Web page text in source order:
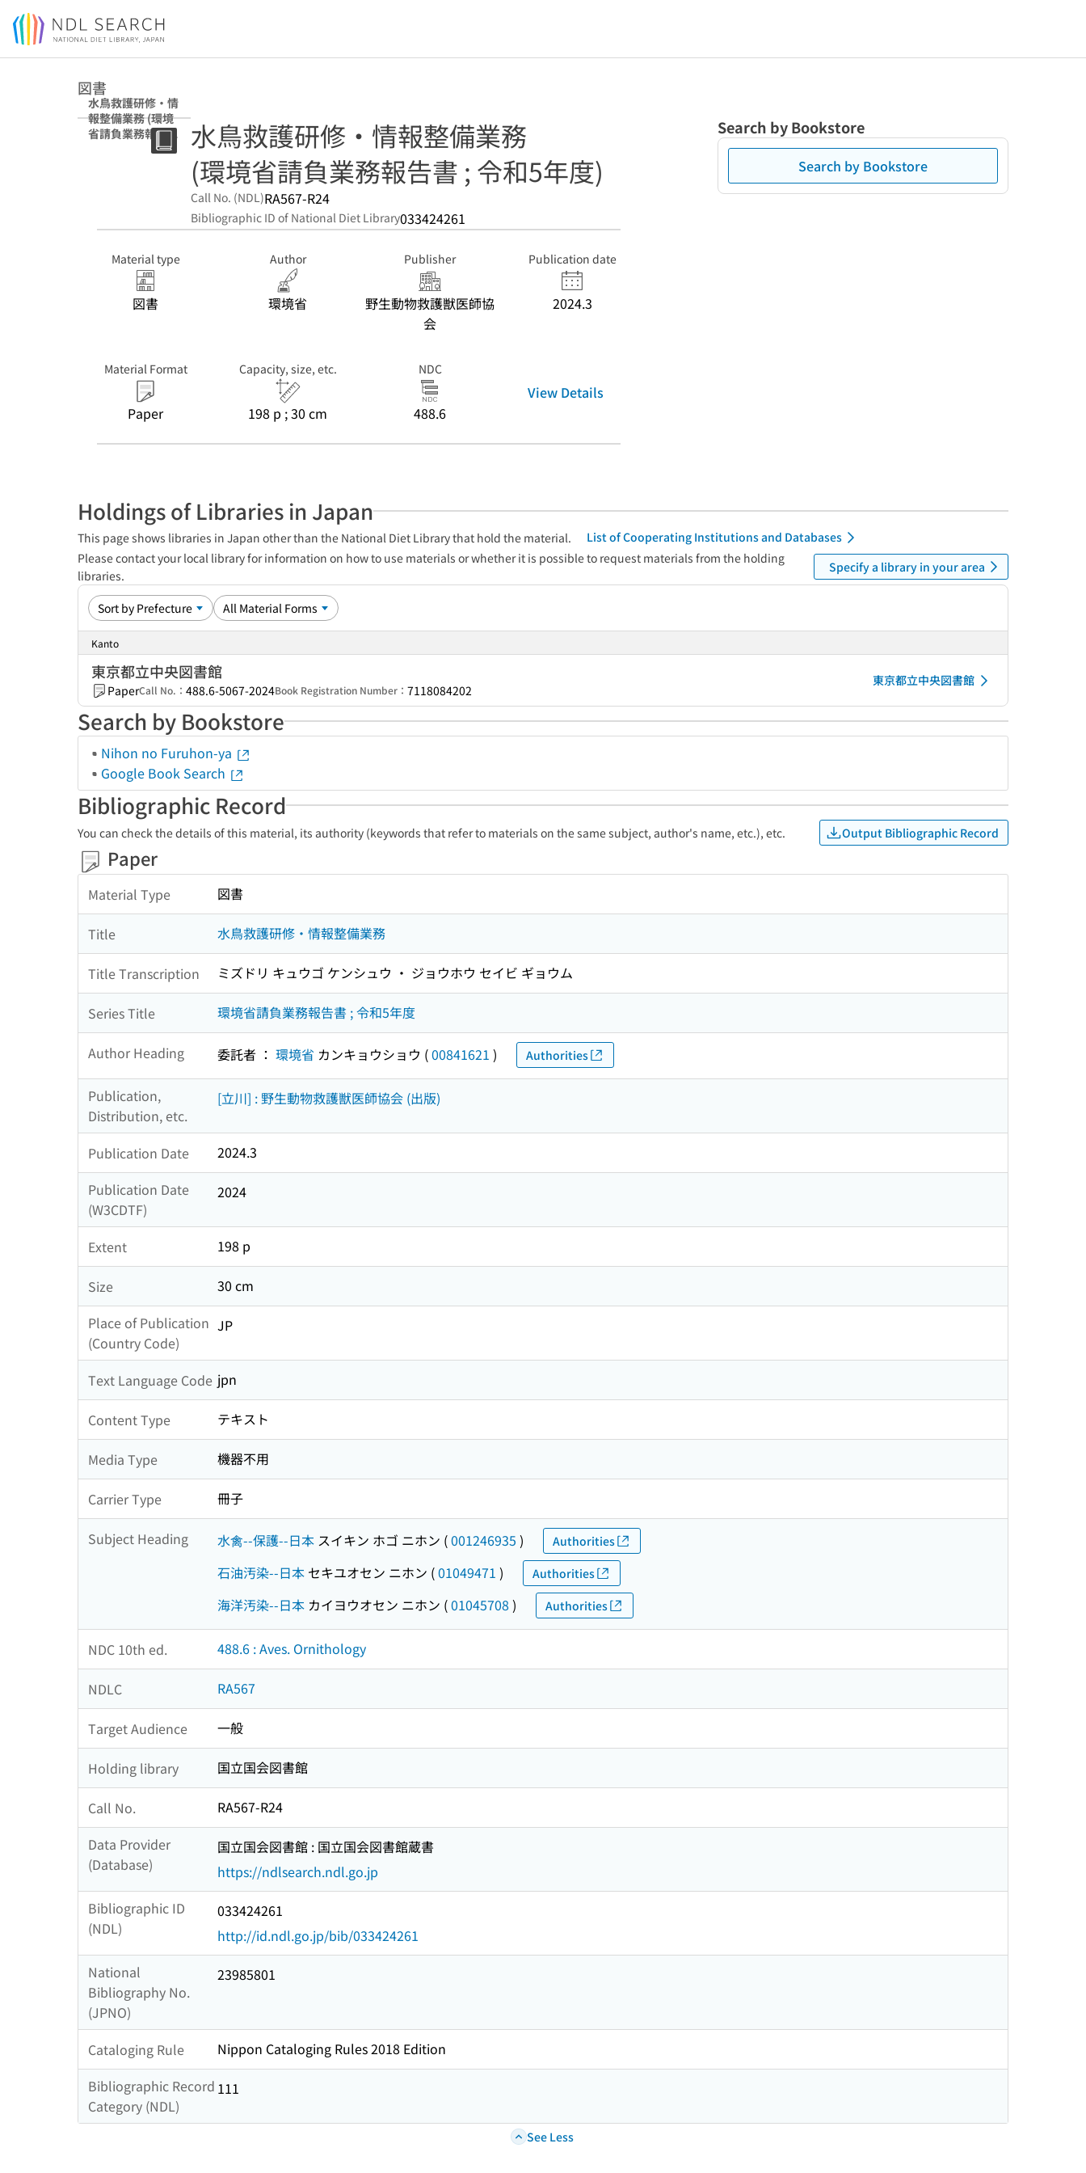
Jump to main content
図書
水鳥救護研修・情
報整備業務 (環境
省請負業務報告書
水鳥救護研修・情報整備業務
(環境省請負業務報告書 ; 令和5年度)
Call No. (NDL)RA567-R24
Bibliographic ID of National Diet Library033424261
Material type
図書
Author
環境省
Publisher
野生動物救護獣医師協
会
Publication date
2024.3
Material Format
Paper
Capacity, size, etc.
198 p ; 30 cm
NDC
488.6
View Details
Search by Bookstore
Search by Bookstore
Holdings of Libraries in Japan
This page shows libraries in Japan other than the National Diet Library that hold the material.
List of Cooperating Institutions and Databases
Please contact your local library for information on how to use materials or whether it is possible to request materials from the holding
libraries.
Specify a library in your area
Kanto
東京都立中央図書館
PaperCall No.： 488.6-5067-2024Book Registration Number： 7118084202
東京都立中央図書館
Search by Bookstore
Nihon no Furuhon-ya
Google Book Search
Bibliographic Record
You can check the details of this material, its authority (keywords that refer to materials on the same subject, author's name, etc.), etc. Output Bibliographic Record
Paper
Material Type 図書
Title 水鳥救護研修・情報整備業務
Title Transcription ミズドリ キュウゴ ケンシュウ ・ ジョウホウ セイビ ギョウム
Series Title 環境省請負業務報告書 ; 令和5年度
Author Heading 委託者 ： 環境省 カンキョウショウ (00841621 ) Authorities
Publication,
Distribution, etc.
[立川] : 野生動物救護獣医師協会 (出版)
Publication Date
2024.3
Publication Date
(W3CDTF)
2024
Extent 198 p
Size
30 cm
Place of Publication
(Country Code)
JP
Text Language Code jpn
Content Type テキスト
Media Type 機器不用
Carrier Type 冊子
Subject Heading 水禽--保護--日本 スイキン ホゴ ニホン (001246935 ) Authorities
石油汚染--日本 セキユオセン ニホン (01049471 ) Authorities
海洋汚染--日本 カイヨウオセン ニホン (01045708 ) Authorities
NDC 10th ed. 488.6 : Aves. Ornithology
NDLC RA567
Target Audience 一般
Holding library 国立国会図書館
Call No.
RA567-R24
Data Provider
(Database)
国立国会図書館 : 国立国会図書館蔵書
https://ndlsearch.ndl.go.jp
Bibliographic ID
(NDL)
033424261
http://id.ndl.go.jp/bib/033424261
National
Bibliography No.
(JPNO)
23985801
Cataloging Rule
Nippon Cataloging Rules 2018 Edition
Bibliographic Record
Category (NDL)
111
See Less